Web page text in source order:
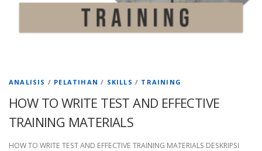
ANALISIS / PELATIHAN / SKILLS / TRAINING
HOW TO WRITE TEST AND EFFECTIVE
TRAINING MATERIALS
HOW TO WRITE TEST AND EFFECTIVE TRAINING MATERIALS DESKRIPSI